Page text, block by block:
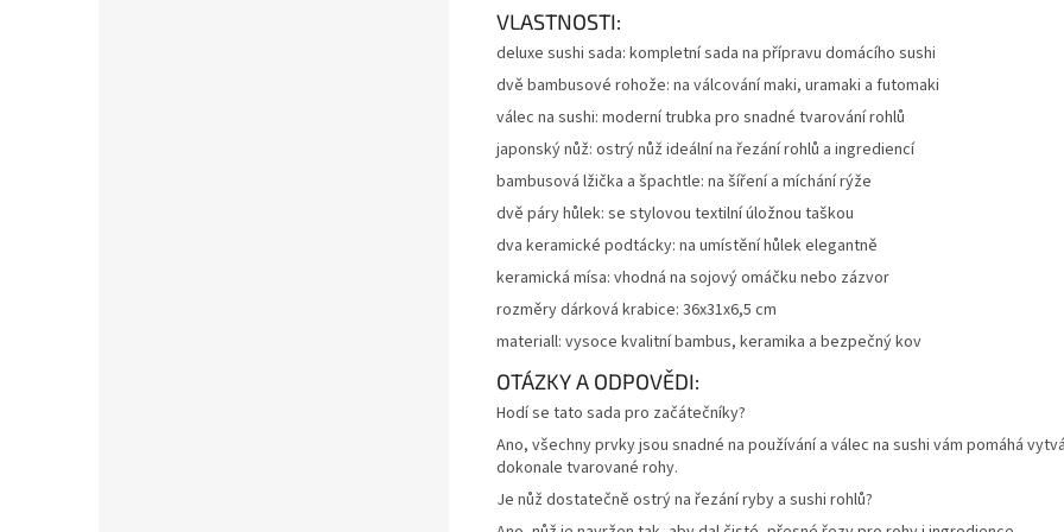
VLASTNOSTI:
deluxe sushi sada: kompletní sada na přípravu domácího sushi
dvě bambusové rohože: na válcování maki, uramaki a futomaki
válec na sushi: moderní trubka pro snadné tvarování rohlů
japonský nůž: ostrý nůž ideální na řezání rohlů a ingrediencí
bambusová lžička a špachtle: na šíření a míchání rýže
dvě páry hůlek: se stylovou textilní úložnou taškou
dva keramické podtácky: na umístění hůlek elegantně
keramická mísa: vhodná na sojový omáčku nebo zázvor
rozměry dárková krabice: 36x31x6,5 cm
materiall: vysoce kvalitní bambus, keramika a bezpečný kov
OTÁZKY A ODPOVĚDI:
Hodí se tato sada pro začátečníky?
Ano, všechny prvky jsou snadné na používání a válec na sushi vám pomáhá
dokonale tvarované rohy.
Je nůž dostatečně ostrý na řezání ryby a sushi rohlů?